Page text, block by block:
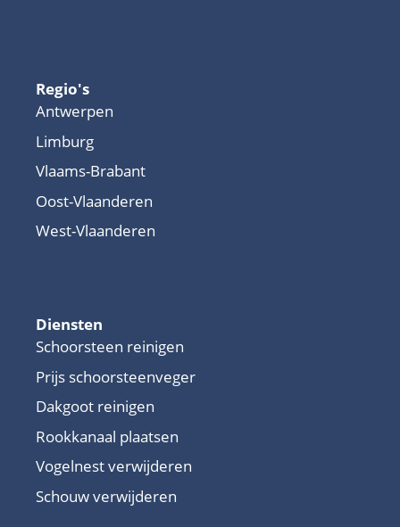
Regio's
Antwerpen
Limburg
Vlaams-Brabant
Oost-Vlaanderen
West-Vlaanderen
Diensten
Schoorsteen reinigen
Prijs schoorsteenveger
Dakgoot reinigen
Rookkanaal plaatsen
Vogelnest verwijderen
Schouw verwijderen